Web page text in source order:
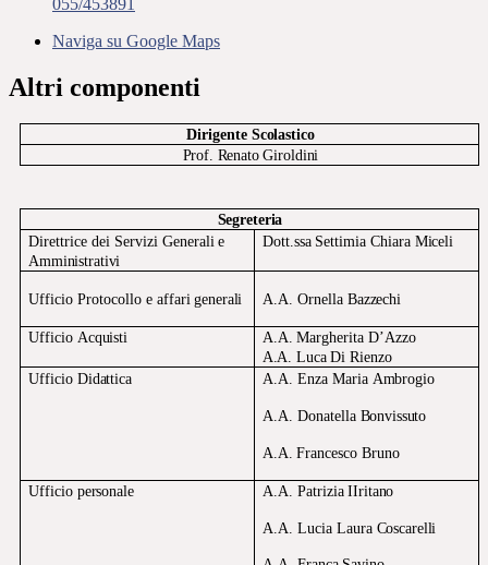
Naviga su Google Maps
Altri componenti
Dirigente Scolastico
Prof. Renato Giroldini
Segreteria
Direttrice dei Servizi Generali e
Amministrativi
Dott.ssa Settimia Chiara Miceli
Ufficio Protocollo e affari generali A.A. Ornella Bazzechi
Ufficio Acquisti A.A. Margherita D’Azzo
A.A. Luca Di Rienzo
Ufficio Didattica A.A. Enza Maria Ambrogio
A.A. Donatella Bonvissuto
A.A. Francesco Bruno
Ufficio personale A.A. Patrizia IIritano
A.A. Lucia Laura Coscarelli